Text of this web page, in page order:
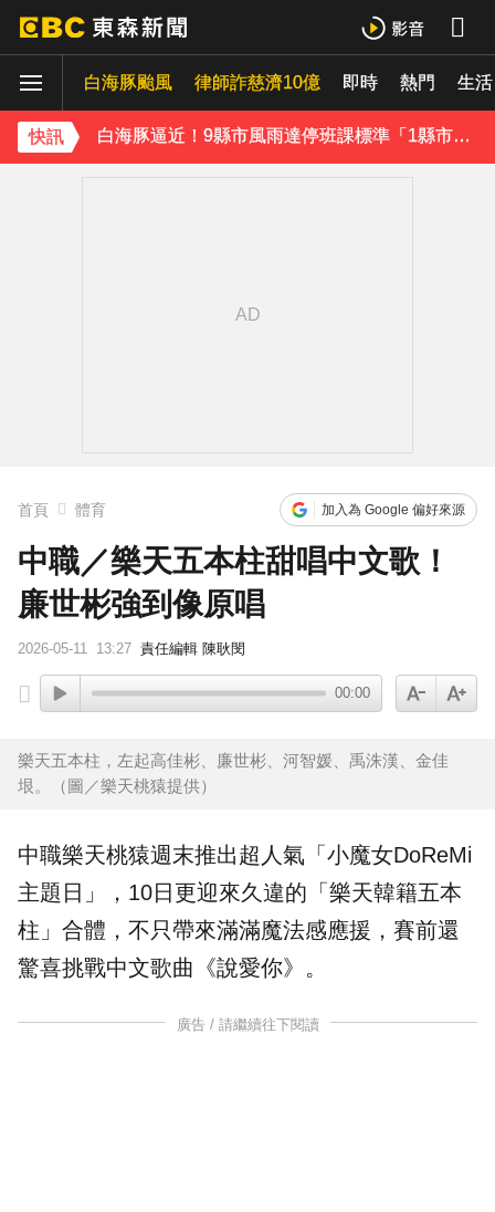
白海豚颱風 律師詐慈濟10億 即時 熱門 生活
快訊
澎湖13孩沒人顧！擠10坪屋「小孩顧小孩」 母離家帶走補助金
白海豚逼近！9縣市風雨達停班課標準「1縣市宣布了」
首頁 體育 加入為 Google 偏好來源
中職／樂天五本柱甜唱中文歌！
廉世彬強到像原唱
2026-05-11 13:27 責任編輯 陳耿閔
00:00
樂天五本柱，左起高佳彬、廉世彬、河智媛、禹洙漢、金佳
垠。（圖／樂天桃猿提供）
中職樂天桃猿週末推出超人氣「小魔女DoReMi
主題日」，10日更迎來久違的「樂天韓籍五本
柱」合體，不只帶來滿滿魔法感應援，賽前還
驚喜挑戰中文歌曲《說愛你》。
廣告 / 請繼續往下閱讀